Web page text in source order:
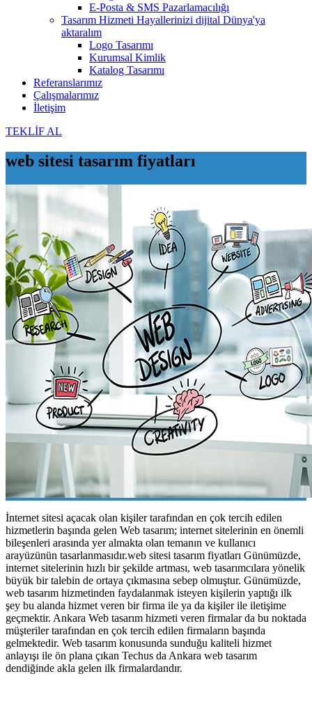
E-Posta & SMS Pazarlamacılığı
Tasarım Hizmeti Hayallerinizi dijital Dünya'ya
aktaralım
Logo Tasarımı
Kurumsal Kimlik
Katalog Tasarımı
Referanslarımız
Çalışmalarımız
İletişim
TEKLİF AL
web sitesi tasarım fiyatları
İnternet sitesi açacak olan kişiler tarafından en çok tercih edilen
hizmetlerin başında gelen Web tasarım; internet sitelerinin en önemli
bileşenleri arasında yer almakta olan temanın ve kullanıcı
arayüzünün tasarlanmasıdır.web sitesi tasarım fiyatları Günümüzde,
internet sitelerinin hızlı bir şekilde artması, web tasarımcılara yönelik
büyük bir talebin de ortaya çıkmasına sebep olmuştur. Günümüzde,
web tasarım hizmetinden faydalanmak isteyen kişilerin yaptığı ilk
şey bu alanda hizmet veren bir firma ile ya da kişiler ile iletişime
geçmektir. Ankara Web tasarım hizmeti veren firmalar da bu noktada
müşteriler tarafından en çok tercih edilen firmaların başında
gelmektedir. Web tasarım konusunda sunduğu kaliteli hizmet
anlayışı ile ön plana çıkan Techus da Ankara web tasarım
dendiğinde akla gelen ilk firmalardandır.